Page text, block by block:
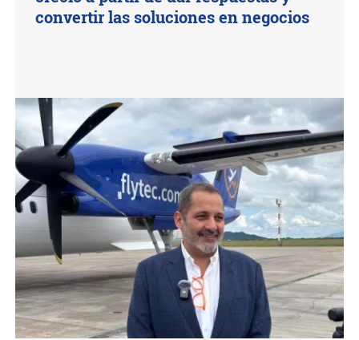
convertir las soluciones en negocios